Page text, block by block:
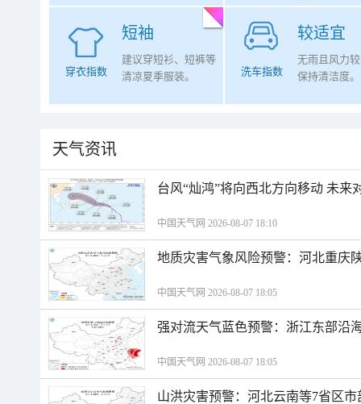
短袖
穿衣指数
建议穿短衫、短裤等
清凉夏季服装。
较适宜
洗车指数
无雨且风力
保持清洁度。
天气资讯
台风“灿鸿”将向西北方向移动 未来
中国天气网 2026-08-07 18:10
地质灾害气象风险预警：河北重庆
中国天气网 2026-08-07 18:05
强对流天气蓝色预警：浙江东部沿
中国天气网 2026-08-07 18:05
山洪灾害预警：河北云南等7省区